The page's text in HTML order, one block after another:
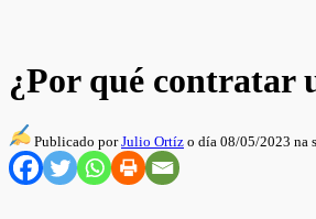
¿Por qué contratar
Publicado porJulio Ortíz o día 08/05/2023 na